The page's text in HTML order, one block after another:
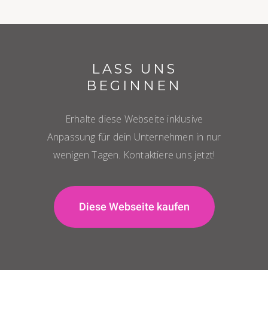
LASS UNS
BEGINNEN
Erhalte diese Webseite inklusive
Anpassung für dein Unternehmen in nur
wenigen Tagen. Kontaktiere uns jetzt!
Diese Webseite kaufen